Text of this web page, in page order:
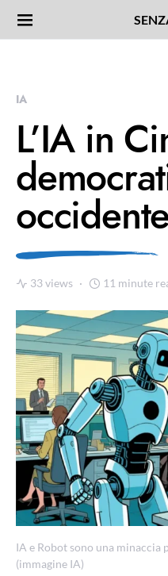
IA
L’IA in
33 views 11 minute
IA e Robot sono una minaccia
(immagine IA)